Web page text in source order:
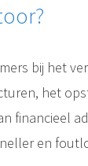
bij het
het
financieel
en